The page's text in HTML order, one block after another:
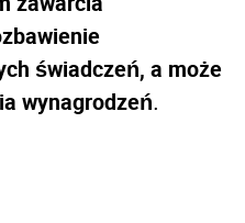
świadczeń, a może
wynagrodzeń.